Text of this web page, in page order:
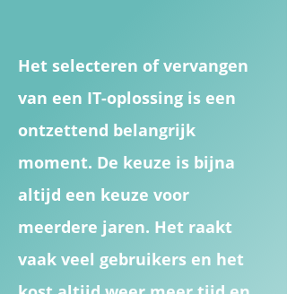
Het selecteren of vervangen
van een IT-oplossing is een
ontzettend belangrijk
moment. De keuze is bijna
altijd een keuze voor
meerdere jaren. Het raakt
vaak veel gebruikers en het